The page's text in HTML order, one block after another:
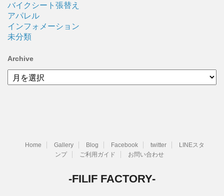
バイクシート張替え
アパレル
インフォメーション
未分類
Archive
Archive
Home Gallery Blog Facebook twitter
LINEスタ
ンプ
ご利用ガイド お問い合わせ
-FILIF FACTORY-